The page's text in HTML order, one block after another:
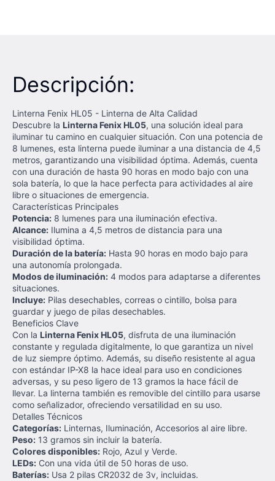
Descripción:
Linterna Fenix HL05 - Linterna de Alta Calidad
Descubre la Linterna Fenix HL05, una solución ideal para
iluminar tu camino en cualquier situación. Con una potencia de
8 lumenes, esta linterna puede iluminar a una distancia de 4,5
metros, garantizando una visibilidad óptima. Además, cuenta
con una duración de hasta 90 horas en modo bajo con una
sola batería, lo que la hace perfecta para actividades al aire
libre o situaciones de emergencia.
Características Principales
Potencia: 8 lumenes para una iluminación efectiva.
Alcance: Ilumina a 4,5 metros de distancia para una
visibilidad óptima.
Duración de la batería: Hasta 90 horas en modo bajo para
una autonomía prolongada.
Modos de iluminación: 4 modos para adaptarse a diferentes
situaciones.
Incluye: Pilas desechables, correas o cintillo, bolsa para
guardar y juego de pilas desechables.
Beneficios Clave
Con la Linterna Fenix HL05, disfruta de una iluminación
constante y regulada digitalmente, lo que garantiza un nivel
de luz siempre óptimo. Además, su diseño resistente al agua
con estándar IP-X8 la hace ideal para uso en condiciones
adversas, y su peso ligero de 13 gramos la hace fácil de
llevar. La linterna también es removible del cintillo para usarse
como señalizador, ofreciendo versatilidad en su uso.
Detalles Técnicos
Categorías: Linternas, Iluminación, Accesorios al aire libre.
Peso: 13 gramos sin incluir la batería.
Colores disponibles: Rojo, Azul y Verde.
LEDs: Con una vida útil de 50 horas de uso.
Baterías: Usa 2 pilas CR2032 de 3v, incluidas.